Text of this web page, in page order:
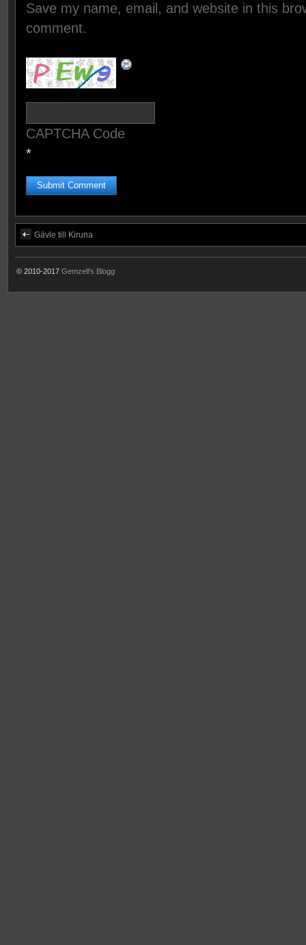
Save my name, email, and website in this
comment.
CAPTCHA Code
*
Gävle till Kiruna
© 2010-2017 Gemzell's Blogg